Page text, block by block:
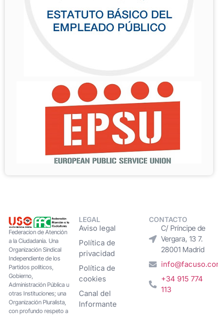
Federacion de Atención
a la Ciudadanía. Una
Organización Sindical
Independiente de los
Partidos políticos,
Gobierno,
Administración Pública u
otras Instituciones; una
Organización Pluralista,
con profundo respeto a
LEGAL
Aviso legal
Política de
privacidad
Política de
cookies
Canal del
Informante
CONTACTO
C/ Príncipe de
Vergara, 13 7.
28001 Madrid
+34 915 774
113